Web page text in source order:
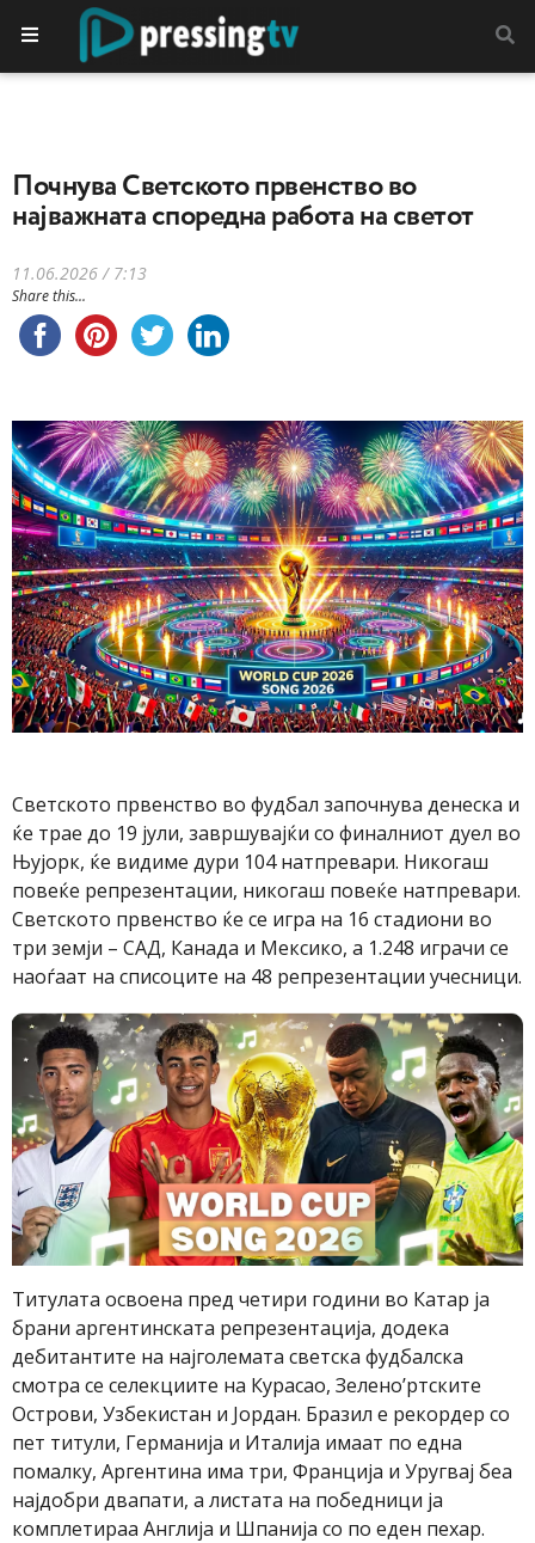
Почнува Светското првенство во
најважната споредна работа на светот
11.06.2026 / 7:13
Share this...
Светскотo првенство во фудбал започнува денеска и
ќе трае до 19 јули, завршувајќи со финалниот дуел во
Њујорк, ќе видиме дури 104 натпревари. Никогаш
повеќе репрезентации, никогаш повеќе натпревари.
Светското првенство ќе се игра на 16 стадиони во
три земји – САД, Канада и Мексико, а 1.248 играчи се
наоѓаат на списоците на 48 репрезентации учесници.
Титулата освоена пред четири години во Катар ја
брани аргентинската репрезентација, додека
дебитантите на најголемата светска фудбалска
смотра се селекциите на Курасао, Зелено’ртските
Острови, Узбекистан и Јордан. Бразил е рекордер со
пет титули, Германија и Италија имаат по една
помалку, Аргентина има три, Франција и Уругвај беа
најдобри двапати, а листата на победници ја
комплетираа Англија и Шпанија со по еден пехар.